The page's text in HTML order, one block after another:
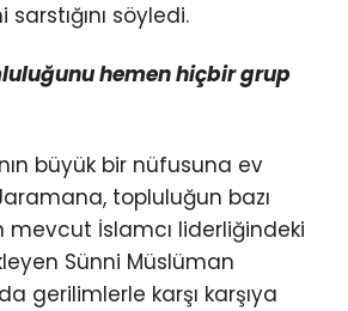
söyledi.
hemen hiçbir grup
büyük bir nüfusuna ev
topluluğun bazı
mevcut İslamcı liderliğindeki
Sünni Müslüman
gerilimlerle karşı karşıya